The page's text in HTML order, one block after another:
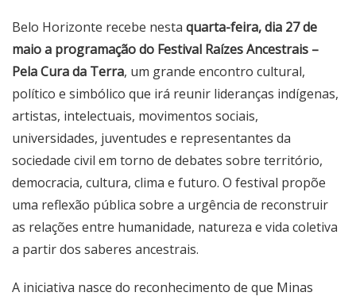
Belo Horizonte recebe nesta quarta-feira, dia 27 de
maio a programação do Festival Raízes Ancestrais –
Pela Cura da Terra, um grande encontro cultural,
político e simbólico que irá reunir lideranças indígenas,
artistas, intelectuais, movimentos sociais,
universidades, juventudes e representantes da
sociedade civil em torno de debates sobre território,
democracia, cultura, clima e futuro. O festival propõe
uma reflexão pública sobre a urgência de reconstruir
as relações entre humanidade, natureza e vida coletiva
a partir dos saberes ancestrais.
A iniciativa nasce do reconhecimento de que Minas